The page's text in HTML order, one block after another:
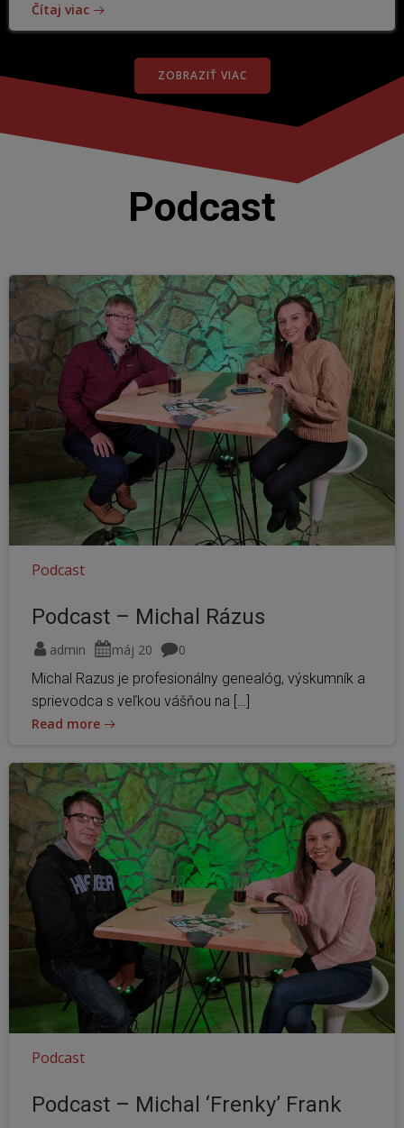
Čítaj viac
ZOBRAZIŤ VIAC
Podcast
Podcast
Podcast – Michal Rázus
admin máj 20
0
Michal Razus je profesionálny genealóg, výskumník a
sprievodca s veľkou vášňou na […]
Read more
Podcast
Podcast – Michal ‘Frenky’ Frank